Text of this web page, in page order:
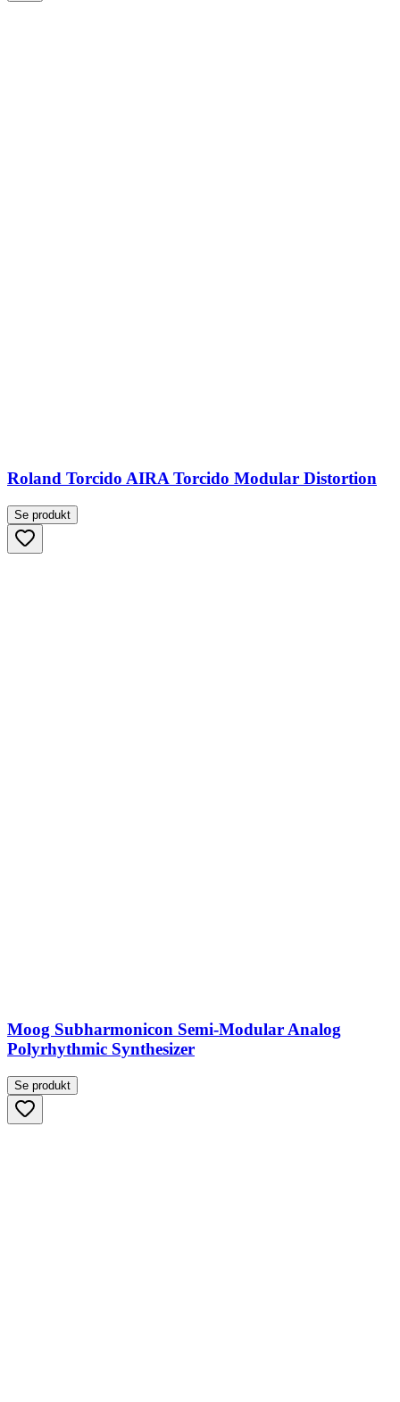
Roland Torcido AIRA Torcido Modular Distortion
Se produkt
Moog Subharmonicon Semi-Modular Analog
Polyrhythmic Synthesizer
Se produkt